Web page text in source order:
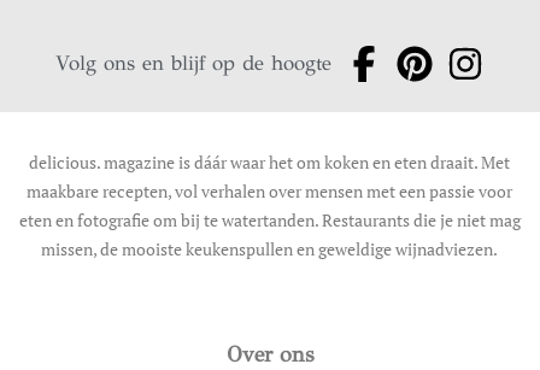
Volg ons en blijf op de hoogte
delicious. magazine is dáár waar het om koken en eten draait. Met
maakbare recepten, vol verhalen over mensen met een passie voor
eten en fotografie om bij te watertanden. Restaurants die je niet mag
missen, de mooiste keukenspullen en geweldige wijnadviezen.
Over ons